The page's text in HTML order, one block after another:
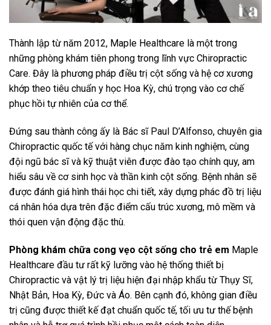
Thành lập từ năm 2012, Maple Healthcare là một trong
những phòng khám tiên phong trong lĩnh vực Chiropractic
Care. Đây là phương pháp điều trị cột sống và hệ cơ xương
khớp theo tiêu chuẩn y học Hoa Kỳ, chú trọng vào cơ chế
phục hồi tự nhiên của cơ thể.
Đứng sau thành công ấy là Bác sĩ Paul D’Alfonso, chuyên gia
Chiropractic quốc tế với hàng chục năm kinh nghiệm, cùng
đội ngũ bác sĩ và kỹ thuật viên được đào tạo chính quy, am
hiểu sâu về cơ sinh học và thần kinh cột sống. Bệnh nhân sẽ
được đánh giá hình thái học chi tiết, xây dựng phác đồ trị liệu
cá nhân hóa dựa trên đặc điểm cấu trúc xương, mô mềm và
thói quen vận động đặc thù.
Phòng khám chữa cong vẹo cột sống cho trẻ em Maple
Healthcare đầu tư rất kỹ lưỡng vào hệ thống thiết bị
Chiropractic và vật lý trị liệu hiện đại nhập khẩu từ Thụy Sĩ,
Nhật Bản, Hoa Kỳ, Đức và Áo. Bên cạnh đó, không gian điều
trị cũng được thiết kế đạt chuẩn quốc tế, tối ưu tư thế bệnh